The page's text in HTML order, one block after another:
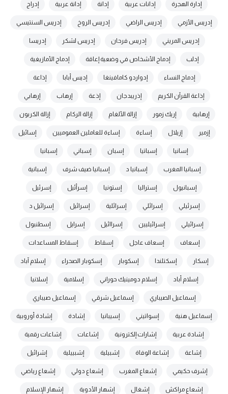
إدارة الهجرة إدانات عربية إدانة إدانة عربية إدراج
إدريس الأزمي إدريس الراضي إدريس الروخ إدريس السنتيسي
إدريس المريني إدريس فرحان إدريس لشكر إدريسا
إدلب إدماج الأشخاص في وضعية إعاقة إدماج الأمازيغية
إدماج النساء إدواردو كامافينغا إديس أبابا إذاعة
إذاعة القرآن الكريم إذريبدجان إذعة إرهاب إرهابي
إرهابية إريك زمور إزالة الألغام إزالة الركام إزالة الكربون
إزمير إزيلال إساءة إساءة للعاملين العموميين إسائيل
إسانيا إسباتيا إسبان إسباني إسبانيا
إسبانيا المغرب إسبانيا د إسبانيا ضيف شرف إسبانية
إسبانيول إستراليا إستونيا إسرأئيل إسرئيل
إسرئيلي إسرائلي إسرائلية إسرائيل إسرائيل د
إسرائيلي إسرائيليين إسراائيل إسرايل إسطنبول
إسعاف إسعاف عاجل إسقاط إسقاط المساعدات
إسكار إسكتلندا إسكوبار إسكوبار الصحراء إسلام آباد
إسلام أباد إسلام دومينيك حوراني إسلامية إسلانيا
إسماعيل الصيباري إسماعيل شرقي إسماعيل صيباري
إسماعيل هنية إسواتيني إسيبانيا إشادة إشادة أوروبية
إشادة عربية إشارات إلكترونية إشاعات إشاعات رقمية
إشاعة إشاعة الوفاة إشبيلية إشبييلية إشرائيل
إشرف حكيمي إشعاع المغرب إشعاع دولي إشعاع رياضي
إشعاع مراكش إشغال إشهار الأدوية إشهار الإسلام